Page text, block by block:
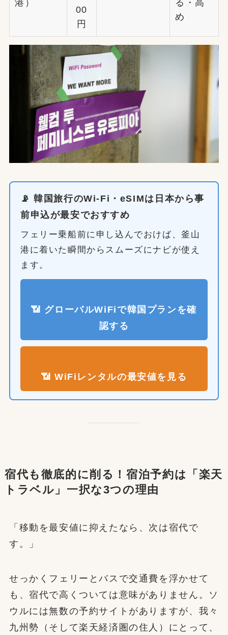
港）
00
円
る・高
め
📡 韓国旅行のWi-Fi・eSIMは日本から事
前申込が最安でおすすめ
フェリー乗船前に申し込んでおけば、釜山
港に着いた瞬間からスムーズにナビが使え
ます。
📶 グローバルWiFiで韓国プランを確
認する
📶 WiFiレンタルの最安値を見る
宿代も徹底的に削る！宿泊予約は「楽天
トラベル」一択な3つの理由
「移動を最安値に抑えたなら、次は宿代で
す。」
せっかくフェリーとバスで交通費を浮かせて
も、宿代で高くついては意味がありません。ソ
ウルには無数の予約サイトがありますが、我々
九州勢（そして楽天経済圏の住人）にとって、